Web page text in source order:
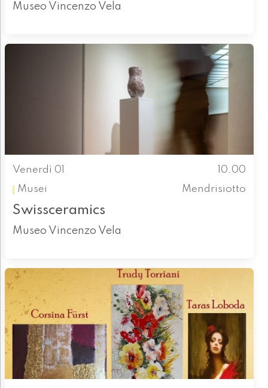
Museo Vincenzo Vela
Venerdì 01
10.00
Musei
Mendrisiotto
Swissceramics
Museo Vincenzo Vela